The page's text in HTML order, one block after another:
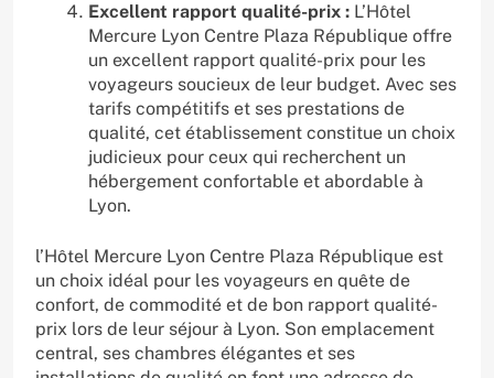
Excellent rapport qualité-prix : L’Hôtel
Mercure Lyon Centre Plaza République offre
un excellent rapport qualité-prix pour les
voyageurs soucieux de leur budget. Avec ses
tarifs compétitifs et ses prestations de
qualité, cet établissement constitue un choix
judicieux pour ceux qui recherchent un
hébergement confortable et abordable à
Lyon.
l’Hôtel Mercure Lyon Centre Plaza République est
un choix idéal pour les voyageurs en quête de
confort, de commodité et de bon rapport qualité-
prix lors de leur séjour à Lyon. Son emplacement
central, ses chambres élégantes et ses